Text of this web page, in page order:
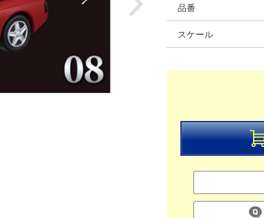
品番
スケール